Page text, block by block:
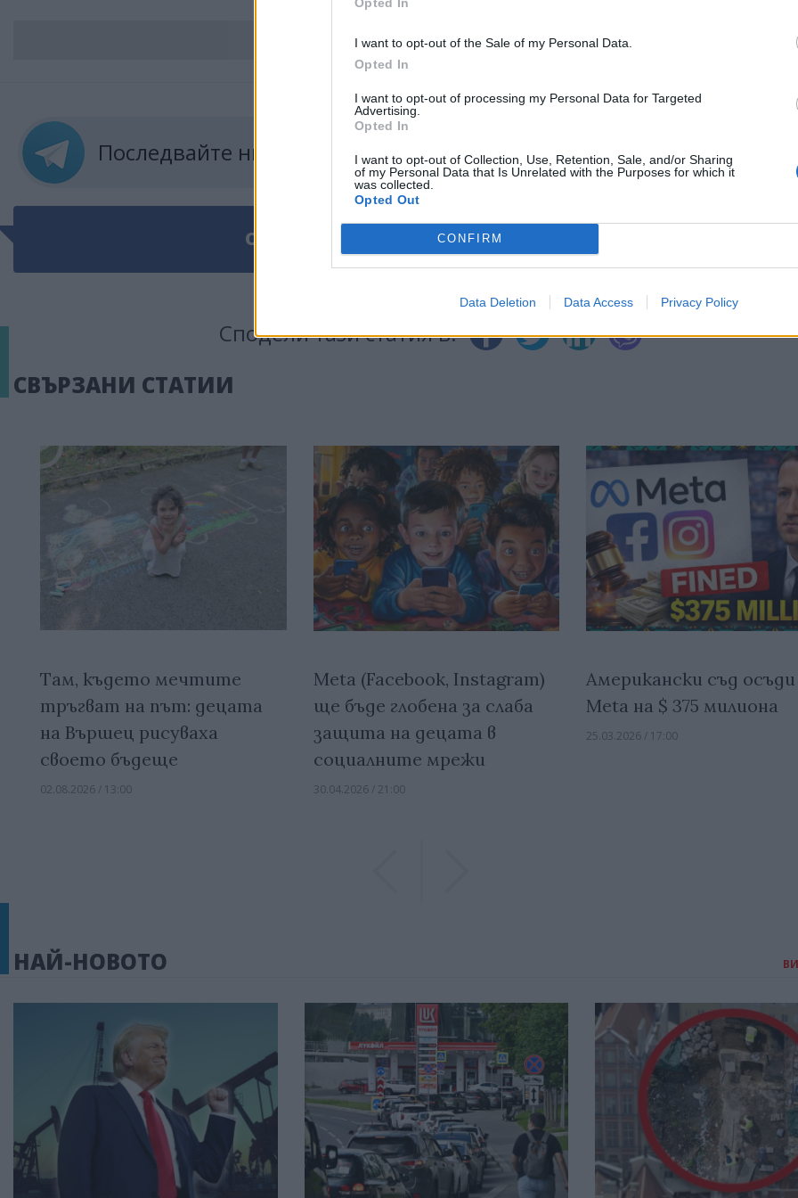
I want to opt-out of the Sale of my Personal Data.
Opted In
I want to opt-out of processing my Personal Data for Targeted
Advertising.
Opted In
I want to opt-out of Collection, Use, Retention, Sale, and/or Sharing
of my Personal Data that Is Unrelated with the Purposes for which it
was collected.
Opted Out
CONFIRM
Data Deletion Data Access Privacy Policy
ВСИЧКИ НОВИНИ »
Последвайте ни в ТЕЛЕГРАМ Последвайте ни във
ОЩЕ ПО ТЕМАТА ВЪВ facebook
Сподели тази статия в:
СВЪРЗАНИ СТАТИИ
Там, където мечтите
тръгват на път: децата
на Вършец рисуваха
своето бъдеще
02.08.2026 / 13:00
Meta (Facebook, Instagram)
ще бъде глобена за слаба
защита на децата в
социалните мрежи
30.04.2026 / 21:00
Американски съд осъди
Meta на $ 375 милиона
25.03.2026 / 17:00
НАЙ-НОВОТО